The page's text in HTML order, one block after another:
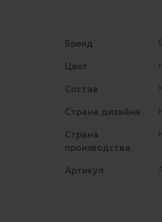
Бренд
Цвет
Состав
Страна дизайна
Страна
производства
Артикул